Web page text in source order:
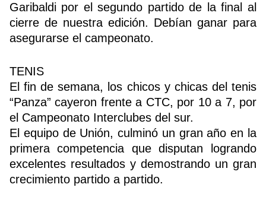
Garibaldi por el segundo partido de la final al
cierre de nuestra edición. Debían ganar para
asegurarse el campeonato.
TENIS
El fin de semana, los chicos y chicas del tenis
“Panza” cayeron frente a CTC, por 10 a 7, por
el Campeonato Interclubes del sur.
El equipo de Unión, culminó un gran año en la
primera competencia que disputan logrando
excelentes resultados y demostrando un gran
crecimiento partido a partido.